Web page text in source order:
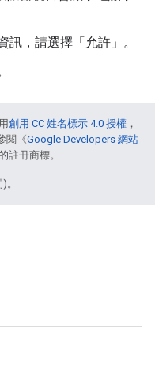
訊，請選擇「允許」 。
創用 CC 姓名標示 4.0 授權 ，
閱《Google Developers 網站
註冊商標。